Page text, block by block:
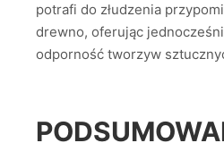
potrafi do złudzenia
drewno, oferując
odporność tworzyw